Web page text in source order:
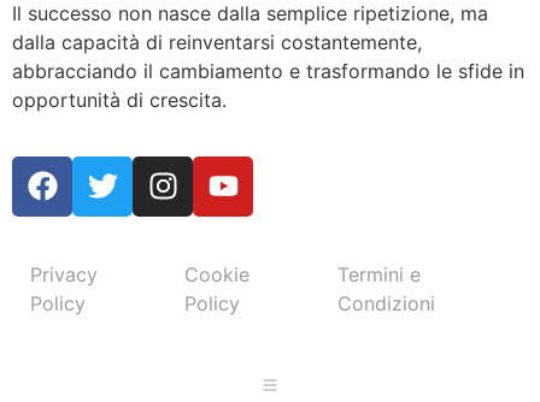
Il successo non nasce dalla semplice ripetizione, ma
dalla capacità di reinventarsi costantemente,
abbracciando il cambiamento e trasformando le sfide in
opportunità di crescita.
Privacy
Policy
Cookie
Policy
Termini e
Condizioni